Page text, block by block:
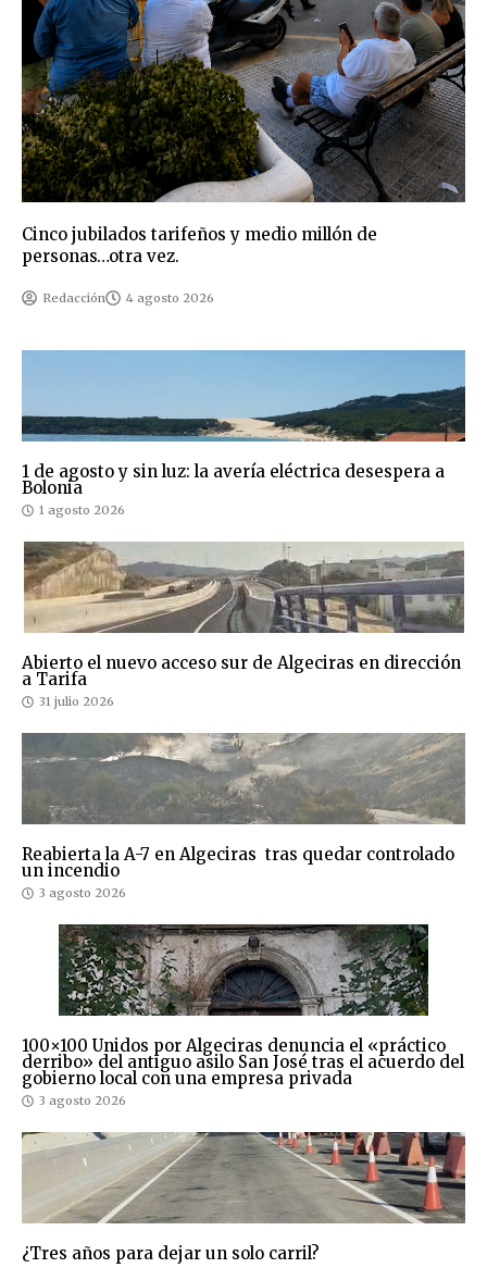
Cinco jubilados tarifeños y medio millón de
personas…otra vez.
Redacción 4 agosto 2026
1 de agosto y sin luz: la avería eléctrica desespera a
Bolonia
1 agosto 2026
Abierto el nuevo acceso sur de Algeciras en dirección
a Tarifa
31 julio 2026
Reabierta la A-7 en Algeciras tras quedar controlado
un incendio
3 agosto 2026
100×100 Unidos por Algeciras denuncia el «práctico
derribo» del antiguo asilo San José tras el acuerdo del
gobierno local con una empresa privada
3 agosto 2026
¿Tres años para dejar un solo carril?